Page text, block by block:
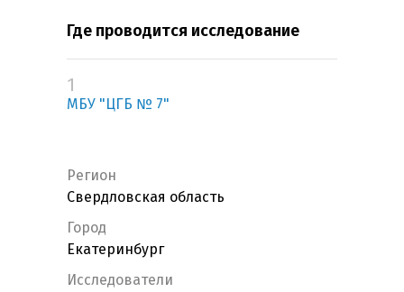
Где проводится исследование
1
МБУ "ЦГБ № 7"
Регион
Свердловская область
Город
Екатеринбург
Исследователи